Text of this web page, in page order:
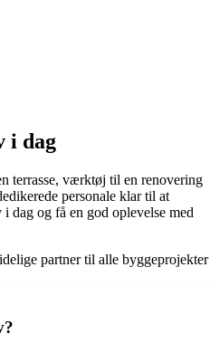
i dag
terrasse, værktøj til en renovering
personale klar til at
og få en god oplevelse med
partner til alle byggeprojekter